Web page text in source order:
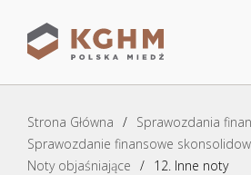
Rozdziały
Strona Główna
Sprawozdania
Sprawozdanie finansowe
Noty objaśniające
12. Inne noty